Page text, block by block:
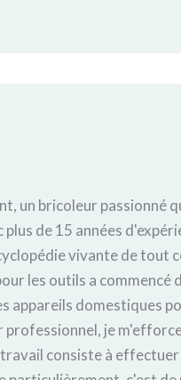
un bricoleur passionné
plus de 15 années
vivante de tout
les outils a commencé
appareils domestiques
professionnel, je
consiste à effectuer